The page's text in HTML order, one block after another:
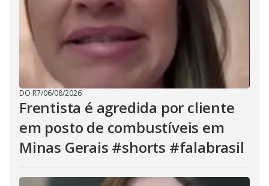
DO R7/06/08/2026
Frentista é agredida por cliente
em posto de combustíveis em
Minas Gerais #shorts #falabrasil